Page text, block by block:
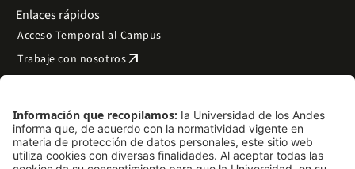
Enlaces rápidos
Acceso Temporal al Campus
Trabaje con nosotrosarrow_outward
Preguntas frecuentes
Filantropía y donacionesarrow_outward
Mapa del sitio arrow_outward